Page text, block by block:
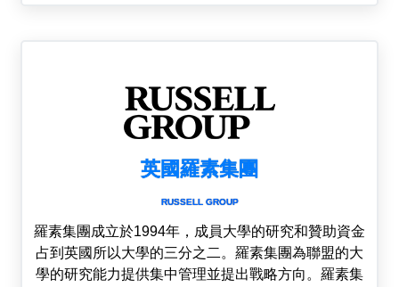
英國羅素集團
RUSSELL GROUP
羅素集團成立於1994年，成員大學的研究和贊助資金
占到英國所以大學的三分之二。羅素集團為聯盟的大
學的研究能力提供集中管理並提出戰略方向。羅素集